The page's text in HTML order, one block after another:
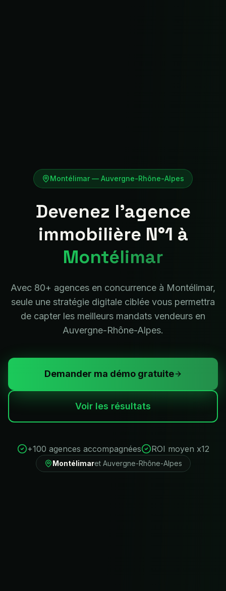
Montélimar — Auvergne-Rhône-Alpes
Devenez l'agence
immobilière N°1 à
Montélimar
Avec 80+ agences en concurrence à Montélimar,
seule une stratégie digitale ciblée vous permettra
de capter les meilleurs mandats vendeurs en
Auvergne-Rhône-Alpes.
Demander ma démo gratuite
Voir les résultats
+100 agences accompagnées ROI moyen x12
Montélimaret Auvergne-Rhône-Alpes